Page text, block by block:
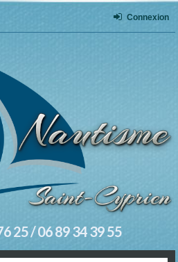
Connexion
25 / 06 89 34 39 55